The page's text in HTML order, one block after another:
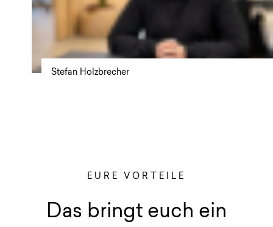
Stefan Holzbrecher
EURE VORTEILE
Das bringt euch ein